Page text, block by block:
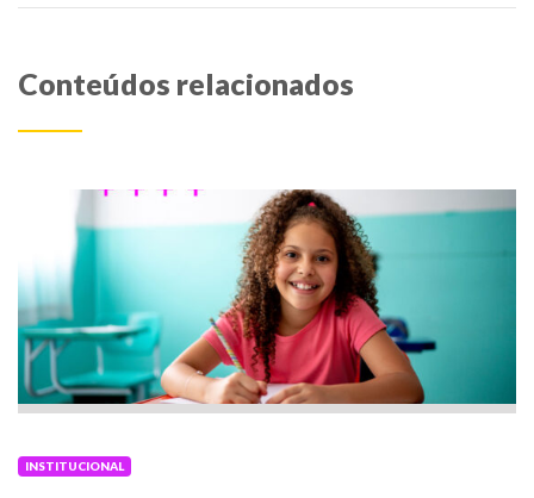
Conteúdos relacionados
INSTITUCIONAL